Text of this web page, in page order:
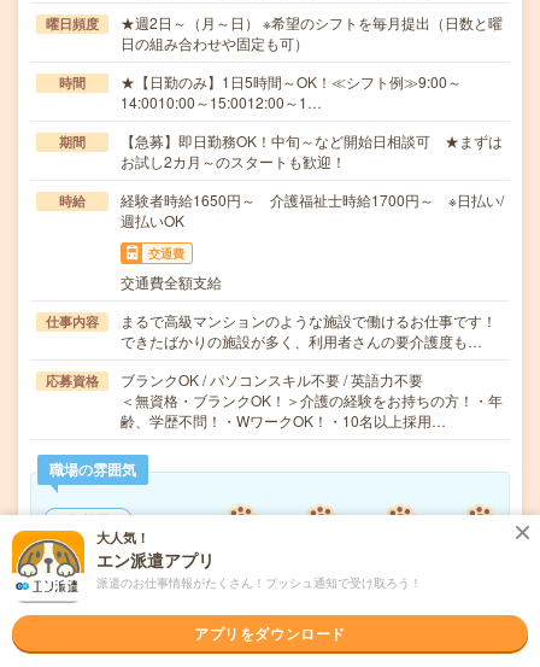
曜日頻度
★週2日～（月～日） ※希望のシフトを毎月提出（日数と曜
日の組み合わせや固定も可）
時間
★【日勤のみ】1日5時間～OK！≪シフト例≫9:00～
14:0010:00～15:0012:00～1…
期間
【急募】即日勤務OK！中旬～など開始日相談可 ★まずは
お試し2カ月～のスタートも歓迎！
時給
経験者時給1650円～ 介護福祉士時給1700円～ ※日払い/
週払いOK
交通費
交通費全額支給
仕事内容
まるで高級マンションのような施設で働けるお仕事です！
できたばかりの施設が多く、利用者さんの要介護度も…
応募資格
ブランクOK / パソコンスキル不要 / 英語力不要
＜無資格・ブランクOK！＞介護の経験をお持ちの方！・年
齢、学歴不問！・WワークOK！・10名以上採用…
職場の雰囲気
年齢層
男女比率
もっと見る
大人気！
エン派遣アプリ
派遣のお仕事情報がたくさん！プッシュ通知で受け取ろう！
アプリをダウンロード